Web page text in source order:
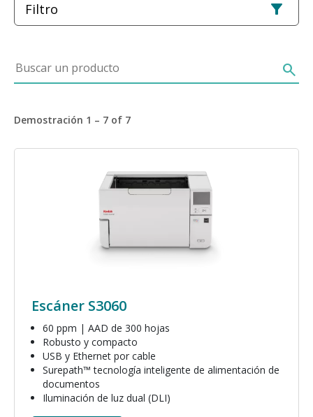
Filtro
Buscar un producto search
Demostración 1 – 7 of 7
Imagen
Escáner S3060
60 ppm | AAD de 300 hojas
Robusto y compacto
USB y Ethernet por cable
Surepath™ tecnología inteligente de alimentación de
documentos
Iluminación de luz dual (DLI)